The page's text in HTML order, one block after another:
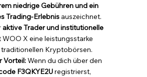
niedrige Gebühren und ein
Trading-Erlebnis auszeichnet.
aktive Trader und institutionelle
X eine leistungsstarke
Kryptobörsen.
Vorteil: Wenn du dich über den
F3QKYE2U registrierst,